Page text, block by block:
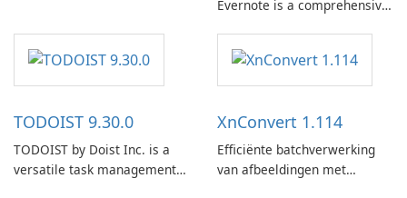
Evernote is a comprehensive
software designed to help
users capture, organize, and
access information across
TODOIST 9.30.0
TODOIST by Doist Inc. is a
versatile task management
XnConvert 1.114
Efficiënte batchverwerking
van afbeeldingen met